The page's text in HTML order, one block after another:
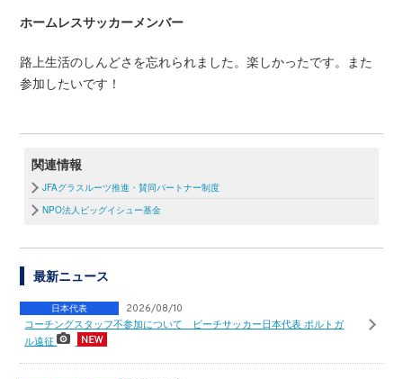
ホームレスサッカーメンバー
路上生活のしんどさを忘れられました。楽しかったです。また
参加したいです！
関連情報
JFAグラスルーツ推進・賛同パートナー制度
NPO法人ビッグイシュー基金
最新ニュース
日本代表 2026/08/10
コーチングスタッフ不参加について ビーチサッカー日本代表 ポルトガ
ル遠征